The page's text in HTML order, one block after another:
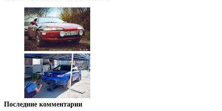
Последние комментарии